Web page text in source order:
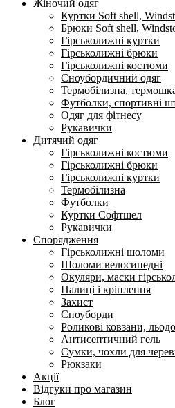
Жіночий одяг
Куртки Soft shell,
Брюки Soft shell,
Гірськолижні куртки
Гірськолижні брюки
Гірськолижні костюми
Сноубордичний одяг
Термобілизна,
Футболки, спортивні
Одяг для фітнесу
Рукавички
Дитячий одяг
Гірськолижні костюми
Гірськолижні брюки
Гірськолижні куртки
Термобілизна
Футболки
Куртки Софтшел
Рукавички
Спорядження
Гірськолижні шоломи
Шоломи велосипедні
Окуляри, маски
Палиці і кріплення
Захист
Сноуборди
Роликові ковзани,
Антисептичний гель
Сумки, чохли для
Рюкзаки
Акції
Відгуки про магазин
Блог